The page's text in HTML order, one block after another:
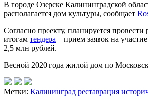
В городе Озерске Калининградской
располагается дом культуры, сообщает
Согласно проекту, планируется
итогам тендера – прием заявок на
2,5 млн рублей.
Весной 2020 года жилой дом по
Метки: Калининград реставрация